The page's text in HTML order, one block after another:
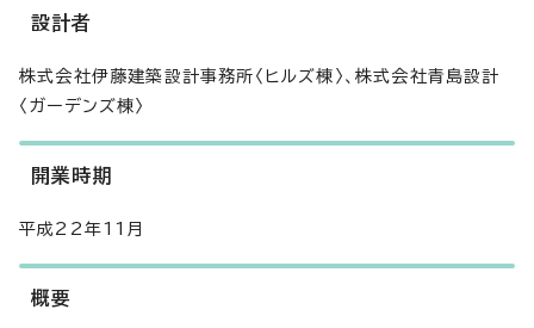
設計者
株式会社伊藤建築設計事務所〈ヒルズ棟〉、株式会社青島設計
〈ガーデンズ棟〉
開業時期
平成22年11月
概要